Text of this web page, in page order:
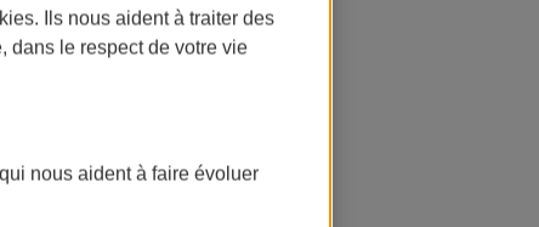
. Ils nous aident à traiter des
dans le respect de votre vie
nous aident à faire évoluer